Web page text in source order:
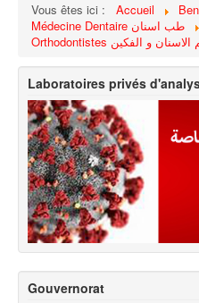
Vous êtes ici : Accueil
Médecine Dentaire طب اسنان
Laboratoires privés
Gouvernorat